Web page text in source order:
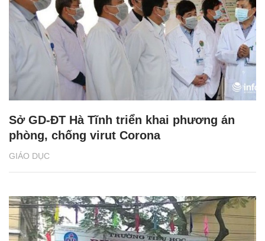
GIÁO DỤC
Sở GD-ĐT Hà Tĩnh triển khai phương án
phòng, chống virut Corona